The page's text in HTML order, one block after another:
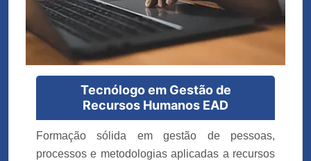
Tecnólogo em Gestão de
Recursos Humanos EAD
Formação sólida em gestão de pessoas,
processos e metodologias aplicadas a recursos